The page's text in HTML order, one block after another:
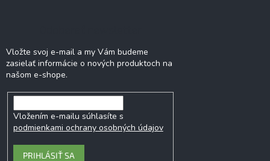
Vložte svoj e-mail a my Vám budeme
zasielať informácie o nových produktoch na
našom e-shope.
Vložením e-mailu súhlasíte s
podmienkami ochrany osobných údajov
PRIHLÁSIŤ SA